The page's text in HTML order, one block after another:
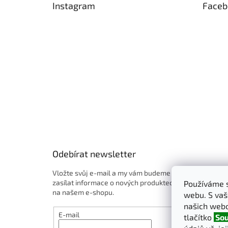
Používáme
webu. S
našich
tlačítko
Instagram
Odebírat newsletter
Vložte svůj e-mail a my vám budeme
zasílat informace o nových produktech
na našem e-shopu.
E-mail